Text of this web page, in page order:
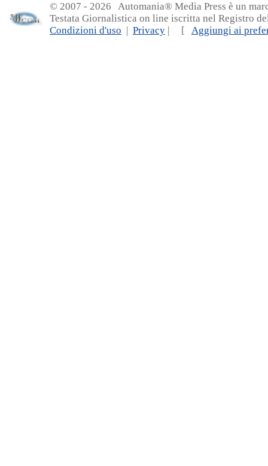
© 2007 - 2026 Automania® Media Press è un
Testata Giornalistica on line iscritta nel Registro
Condizioni d'uso | Privacy | [ Aggiungi ai